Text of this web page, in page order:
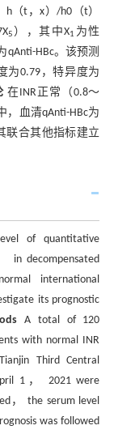
（t，x）/h0（t）
5 ），其中X1 为性
qAnti-HBc。该预测
为0.79，特异度为
在INR正常（0.8～
血清qAnti-HBc为
联合其他指标建立
of quantitative
in decompensated
international
its prognostic
A total of 120
with normal INR
Third Central
1， 2021 were
， the serum level
was followed